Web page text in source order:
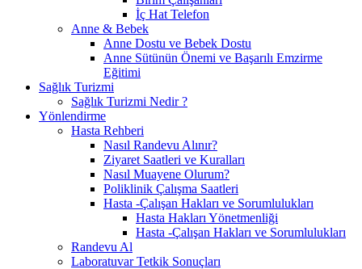
İç Hat Telefon
Anne & Bebek
Anne Dostu ve Bebek Dostu
Anne Sütünün Önemi ve Başarılı Emzirme
Eğitimi
Sağlık Turizmi
Sağlık Turizmi Nedir ?
Yönlendirme
Hasta Rehberi
Nasıl Randevu Alınır?
Ziyaret Saatleri ve Kuralları
Nasıl Muayene Olurum?
Poliklinik Çalışma Saatleri
Hasta -Çalışan Hakları ve Sorumlulukları
Hasta Hakları Yönetmenliği
Hasta -Çalışan Hakları ve Sorumlulukları
Randevu Al
Laboratuvar Tetkik Sonuçları